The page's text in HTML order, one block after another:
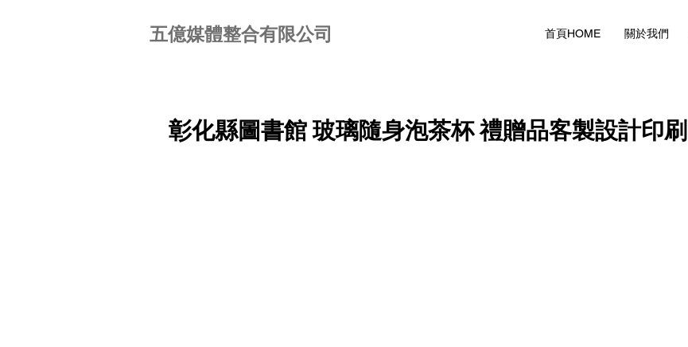
五億媒體整合有限公司 首頁HOME 關於我們
彰化縣圖書館 玻璃隨身泡茶杯 禮贈品客製設計印刷